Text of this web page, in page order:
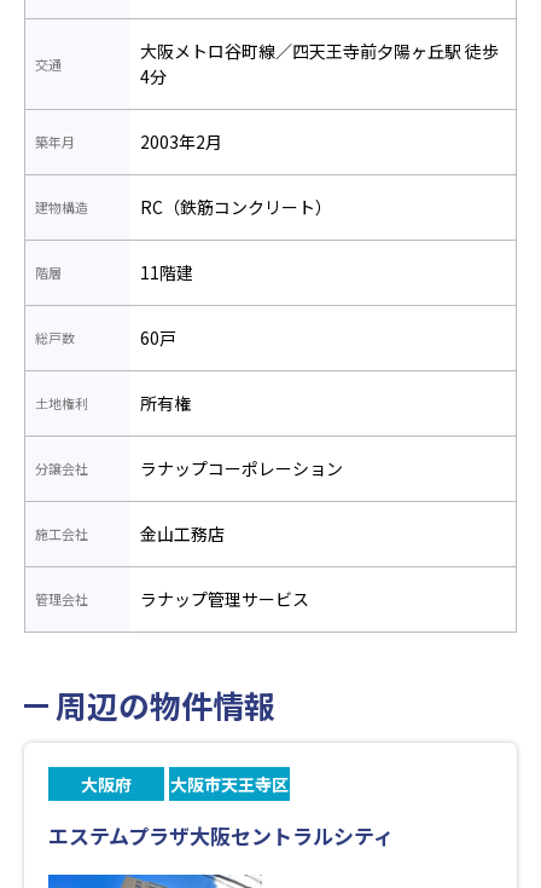
交通
大阪メトロ谷町線／四天王寺前夕陽ヶ丘駅 徒歩
4分
築年月 2003年2月
建物構造 RC（鉄筋コンクリート）
階層 11階建
総戸数 60戸
土地権利 所有権
分譲会社 ラナップコーポレーション
施工会社 金山工務店
管理会社 ラナップ管理サービス
周辺の物件情報
大阪府 大阪市天王寺区
エステムプラザ大阪セントラルシティ